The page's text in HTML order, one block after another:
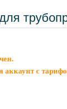
аккаунт с